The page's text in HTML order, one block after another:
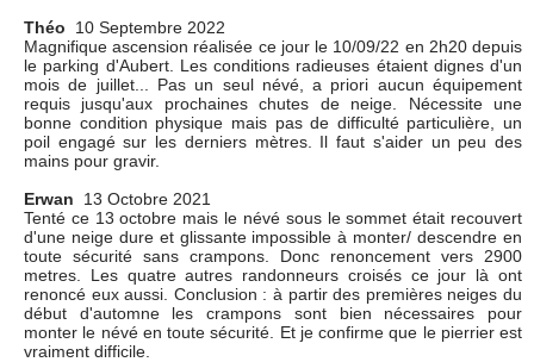
Théo
10 Septembre 2022
Magnifique ascension réalisée ce jour le 10/09/22 en 2h20 depuis
le parking d'Aubert. Les conditions radieuses étaient dignes d'un
mois de juillet... Pas un seul névé, a priori aucun équipement
requis jusqu'aux prochaines chutes de neige. Nécessite une
bonne condition physique mais pas de difficulté particulière, un
poil engagé sur les derniers mètres. Il faut s'aider un peu des
mains pour gravir.
Erwan
13 Octobre 2021
Tenté ce 13 octobre mais le névé sous le sommet était recouvert
d'une neige dure et glissante impossible à monter/ descendre en
toute sécurité sans crampons. Donc renoncement vers 2900
metres. Les quatre autres randonneurs croisés ce jour là ont
renoncé eux aussi. Conclusion : à partir des premières neiges du
début d'automne les crampons sont bien nécessaires pour
monter le névé en toute sécurité. Et je confirme que le pierrier est
vraiment difficile.